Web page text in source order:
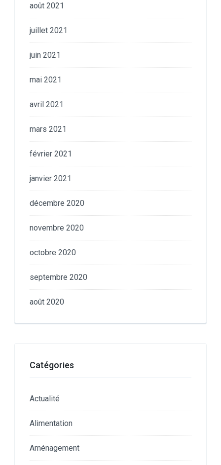
août 2021
juillet 2021
juin 2021
mai 2021
avril 2021
mars 2021
février 2021
janvier 2021
décembre 2020
novembre 2020
octobre 2020
septembre 2020
août 2020
Catégories
Actualité
Alimentation
Aménagement